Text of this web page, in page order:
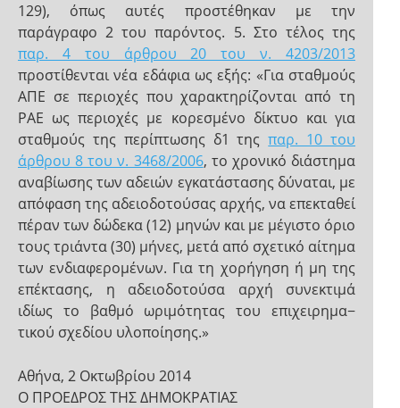
129), όπως αυτές προστέθηκαν με την
παράγραφο 2 του παρόντος. 5. Στο τέλος της
παρ. 4 του άρθρου 20 του ν. 4203/2013
προστίθενται νέα εδάφια ως εξής: «Για σταθμούς
ΑΠΕ σε περιοχές που χαρακτηρίζονται από τη
ΡΑΕ ως περιοχές με κορεσμένο δίκτυο και για
σταθμούς της περίπτωσης δ1 τηςπαρ. 10 του
άρθρου 8 του ν. 3468/2006, το χρονικό διάστημα
αναβίωσης των αδειών εγκατάστασης δύναται, με
απόφαση της αδειοδοτούσας αρχής, να επεκταθεί
πέραν των δώδεκα (12) μηνών και με μέγιστο όριο
τους τριάντα (30) μήνες, μετά από σχετικό αίτημα
των ενδιαφερομένων. Για τη χορήγηση ή μη της
επέκτασης, η αδειοδοτούσα αρχή συνεκτιμά
ιδίως το βαθμό ωριμότητας του επιχειρημα−
τικού σχεδίου υλοποίησης.»
Αθήνα, 2 Οκτωβρίου 2014
Ο ΠΡΟΕΔΡΟΣ ΤΗΣ ΔΗΜΟΚΡΑΤΙΑΣ